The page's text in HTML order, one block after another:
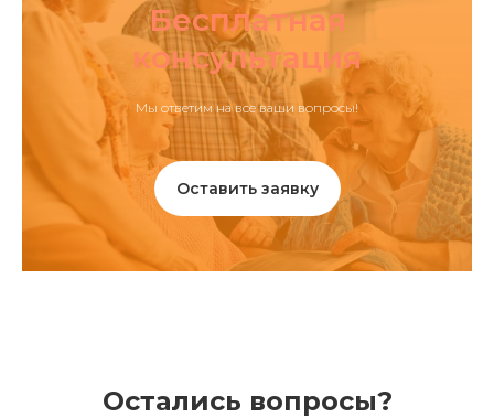
Бесплатная
консультация
Мы ответим на все ваши вопросы!
Оставить заявку
Остались вопросы?